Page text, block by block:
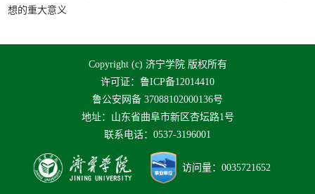
想的重大意义
Copyright (c) 济宁学院 版权所有
许可证：鲁ICP备12014410
鲁公安网备 37088102000136号
地址：山东省曲阜市新区杏坛路1号
联系电话：0537-3196001
访问量：0035721652